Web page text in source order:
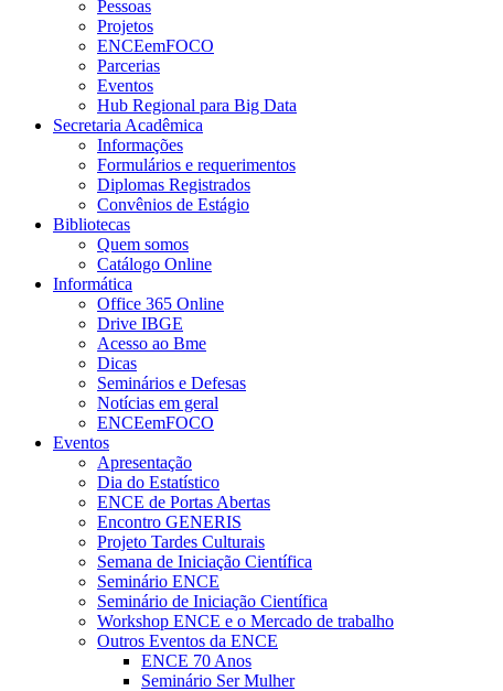
Pessoas
Projetos
ENCEemFOCO
Parcerias
Eventos
Hub Regional para Big Data
Secretaria Acadêmica
Informações
Formulários e requerimentos
Diplomas Registrados
Convênios de Estágio
Bibliotecas
Quem somos
Catálogo Online
Informática
Office 365 Online
Drive IBGE
Acesso ao Bme
Dicas
Seminários e Defesas
Notícias em geral
ENCEemFOCO
Eventos
Apresentação
Dia do Estatístico
ENCE de Portas Abertas
Encontro GENERIS
Projeto Tardes Culturais
Semana de Iniciação Científica
Seminário ENCE
Seminário de Iniciação Científica
Workshop ENCE e o Mercado de trabalho
Outros Eventos da ENCE
ENCE 70 Anos
Seminário Ser Mulher